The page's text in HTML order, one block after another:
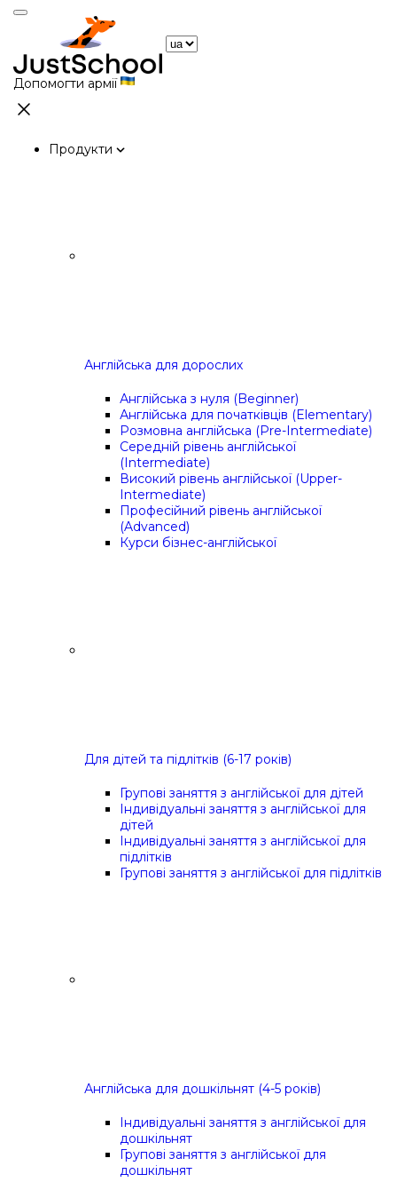
Допомогти армії
Продукти
Англійська для дорослих
Англійська з нуля (Beginner)
Англійська для початківців (Elementary)
Розмовна англійська (Pre-Intermediate)
Середній рівень англійської
(Intermediate)
Високий рівень англійської (Upper-
Intermediate)
Професійний рівень англійської
(Advanced)
Курси бізнес-англійської
Для дітей та підлітків (6-17 років)
Групові заняття з англійської для дітей
Індивідуальні заняття з англійської для
дітей
Індивідуальні заняття з англійської для
підлітків
Групові заняття з англійської для підлітків
Англійська для дошкільнят (4-5 років)
Індивідуальні заняття з англійської для
дошкільнят
Групові заняття з англійської для
дошкільнят